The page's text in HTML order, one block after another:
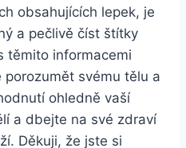
obsahujících lepek, je
a pečlivě číst štítky
těmito informacemi
svému tělu a
ohledně vaší
a dbejte na své zdraví
Děkuji, že jste si